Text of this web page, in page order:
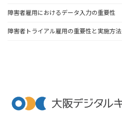
障害者雇用におけるデータ入力の重要性
障害者トライアル雇用の重要性と実施方法